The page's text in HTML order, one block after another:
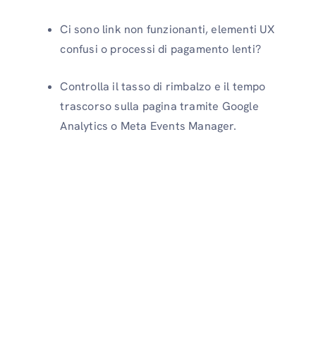
Ci sono link non funzionanti, elementi UX
confusi o processi di pagamento lenti?
Controlla il tasso di rimbalzo e il tempo
trascorso sulla pagina tramite Google
Analytics o Meta Events Manager.